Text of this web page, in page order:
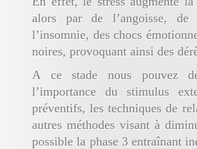
alors par de l’angoisse, de
l’insomnie, des chocs
noires, provoquant ainsi des
A ce stade nous pouvez
l’importance du stimulus
préventifs, les techniques de
autres méthodes visant à
possible la phase 3 entraînant